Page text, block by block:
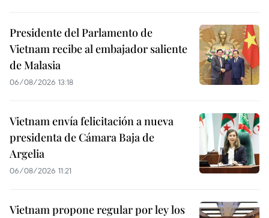
Presidente del Parlamento de
Vietnam recibe al embajador saliente
de Malasia
06/08/2026 13:18
Vietnam envía felicitación a nueva
presidenta de Cámara Baja de
Argelia
06/08/2026 11:21
Vietnam propone regular por ley los